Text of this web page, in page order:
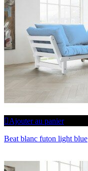
Ajouter au panier
Beat blanc futon light blue